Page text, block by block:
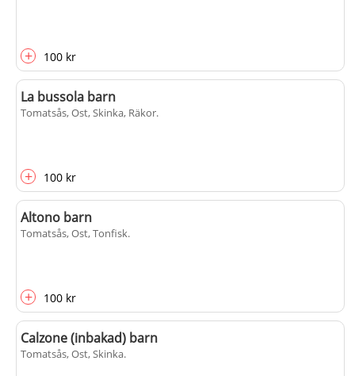
+ 100 kr
La bussola barn
Tomatsås, Ost, Skinka, Räkor.
+ 100 kr
Altono barn
Tomatsås, Ost, Tonfisk.
+ 100 kr
Calzone (inbakad) barn
Tomatsås, Ost, Skinka.